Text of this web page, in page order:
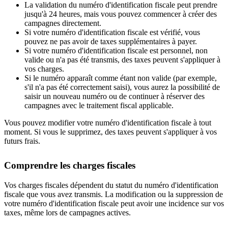
La validation du numéro d'identification fiscale peut prendre
jusqu'à 24 heures, mais vous pouvez commencer à créer des
campagnes directement.
Si votre numéro d'identification fiscale est vérifié, vous
pouvez ne pas avoir de taxes supplémentaires à payer.
Si votre numéro d'identification fiscale est personnel, non
valide ou n'a pas été transmis, des taxes peuvent s'appliquer à
vos charges.
Si le numéro apparaît comme étant non valide (par exemple,
s'il n'a pas été correctement saisi), vous aurez la possibilité de
saisir un nouveau numéro ou de continuer à réserver des
campagnes avec le traitement fiscal applicable.
Vous pouvez modifier votre numéro d'identification fiscale à tout
moment. Si vous le supprimez, des taxes peuvent s'appliquer à vos
futurs frais.
Comprendre les charges fiscales
Vos charges fiscales dépendent du statut du numéro d'identification
fiscale que vous avez transmis. La modification ou la suppression de
votre numéro d'identification fiscale peut avoir une incidence sur vos
taxes, même lors de campagnes actives.